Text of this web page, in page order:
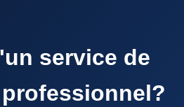
service de